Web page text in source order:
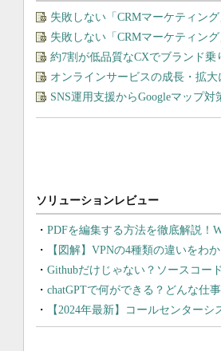
失敗しない「CRMマーケティン
失敗しない「CRMマーケティン
約7割が低品質なCXでブランド
オンラインサービスの成長・拡大
SNS運用支援からGoogleマップ
PDFを編集する方法を徹底解説！
【図解】VPNの4種類の違いをわ
Githubだけじゃない？ソースコー
chatGPTで何ができる？どんな仕
【2024年最新】コールセンター